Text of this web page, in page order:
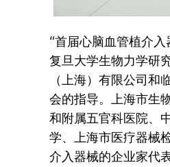
“首届心脑血管植介
复旦大学生物力学研
（上海）有限公司
会的指导。上海市生
和附属五官科医院、
学、上海市医疗器械
介入器械的企业家代